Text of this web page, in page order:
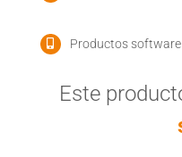
Productos
Este